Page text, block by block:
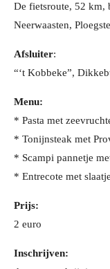
De fietsroute, 52 km,
Neerwaasten,
Afsluiter:
“‘t Kobbeke”,
Menu:
* Pasta met
* Tonijnsteak met
* Scampi pannetje
* Entrecote met
Prijs:
2 euro
Inschrijven: